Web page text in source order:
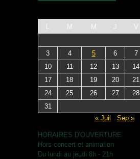
L M M J V
3
4 5 6 7
10
11 12 13 14
17
18 19 20 21
24
25 26 27 28
31
« Juil
Sep »
HORAIRES D'OUVERTURE
Hors concert et animation
Du lundi au jeudi 8h - 21h